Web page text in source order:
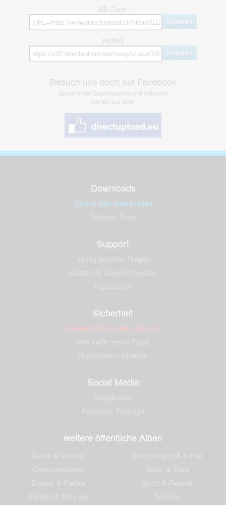
BB Code
kopieren
Hotlink
kopieren
Besuch uns doch auf Facebook
Spannende Gewinnspiele und Aktionen
warten auf dich!
Downloads
Dieses Bild downloaden
Support
Sicherheit
Dieses Bild melden (Abuse)
Social Media
weitere öffentliche Alben